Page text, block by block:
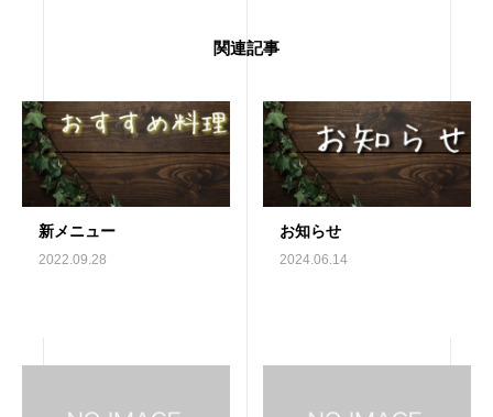
関連記事
新メニュー
2022.09.28
お知らせ
2024.06.14